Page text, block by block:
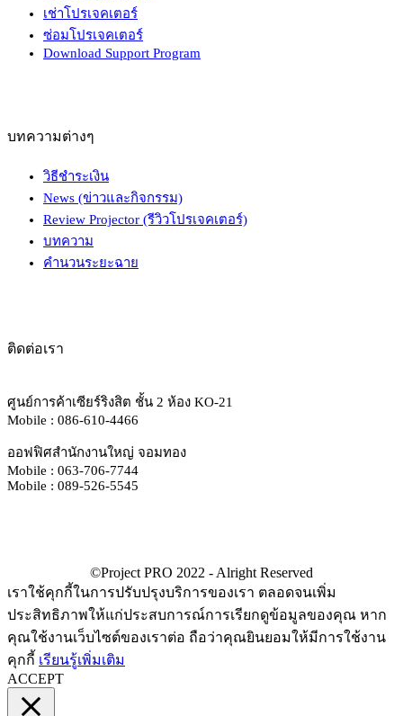
เช่าโปรเจคเตอร์
ซ่อมโปรเจคเตอร์
Download Support Program
บทความต่างๆ
วิธีชำระเงิน
News (ข่าวและกิจกรรม)
Review Projector (รีวิวโปรเจคเตอร์)
บทความ
คำนวนระยะฉาย
ติดต่อเรา
ศูนย์การค้าเซียร์ริงสิต ชั้น 2 ห้อง KO-21
Mobile : 086-610-4466
ออฟฟิศสำนักงานใหญ่ จอมทอง
Mobile : 063-706-7744
Mobile : 089-526-5545
เราใช้คุกกี้ในการปรับปรุงบริการของเรา ตลอดจนเพิ่ม
ประสิทธิภาพให้แก่ประสบการณ์การเรียกดูข้อมูลของคุณ หาก
คุณใช้งานเว็บไซต์ของเราต่อ ถือว่าคุณยินยอมให้มีการใช้งาน
คุกกี้ เรียนรู้เพิ่มเติม
ACCEPT